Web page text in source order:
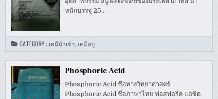
หนักบรรจุ 25…
CATEGORY : เคมีนำเข้า เคมีสบู่
Phosphoric Acid
Phosphoric Acid ชื่อทางวิทยาศาสตร์
Phosphoric Acid ชื่อภาษาไทย ฟอสฟอริค แอซิด